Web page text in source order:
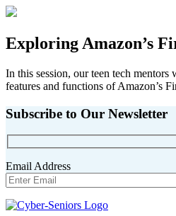
Exploring Amazon’s
In this session, our teen tech
features and functions of Amazon’s
Subscribe to Our Newsletter
Email Address